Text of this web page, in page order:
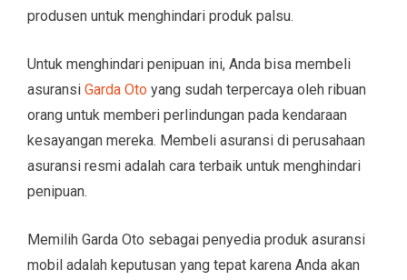
produsen untuk menghindari produk palsu.
Untuk menghindari penipuan ini, Anda bisa membeli
asuransi Garda Oto yang sudah terpercaya oleh ribuan
orang untuk memberi perlindungan pada kendaraan
kesayangan mereka. Membeli asuransi di perusahaan
asuransi resmi adalah cara terbaik untuk menghindari
penipuan.
Memilih Garda Oto sebagai penyedia produk asuransi
mobil adalah keputusan yang tepat karena Anda akan